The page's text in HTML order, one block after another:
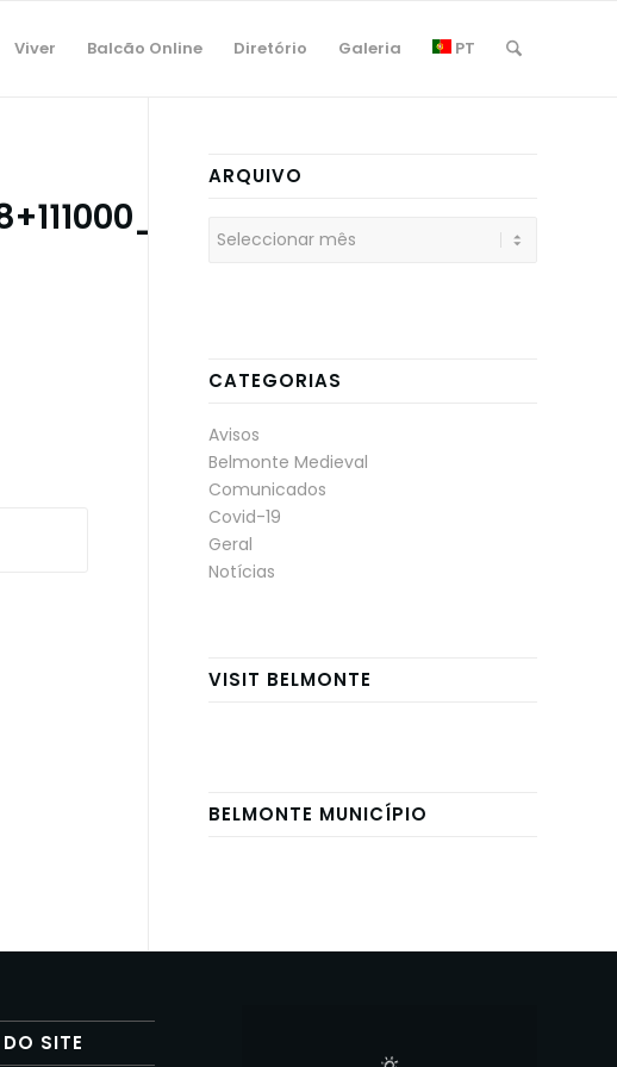
Viver Balcão Online Diretório Galeria PT
ARQUIVO
CATEGORIAS
Avisos
Belmonte Medieval
Comunicados
Covid-19
Geral
Notícias
VISIT BELMONTE
BELMONTE MUNICÍPIO
SITE